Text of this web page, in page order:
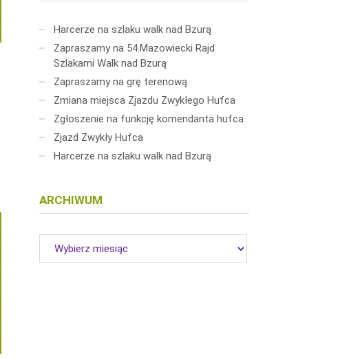
Harcerze na szlaku walk nad Bzurą
Zapraszamy na 54.Mazowiecki Rajd
Szlakami Walk nad Bzurą
Zapraszamy na grę terenową
Zmiana miejsca Zjazdu Zwykłego Hufca
Zgłoszenie na funkcję komendanta hufca
Zjazd Zwykły Hufca
Harcerze na szlaku walk nad Bzurą
ARCHIWUM
Archiwum